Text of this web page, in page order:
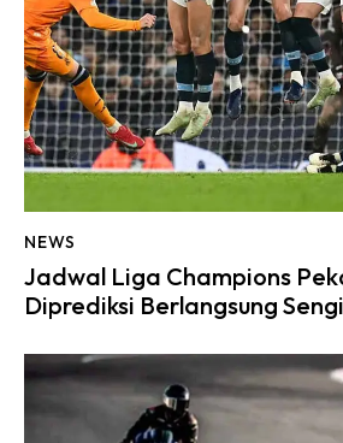
NEWS
Jadwal Liga Champions
Diprediksi Berlangsung